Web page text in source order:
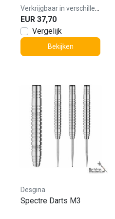
EUR 37,70
Vergelijk
Bekijken
Desgina
Spectre Darts M3